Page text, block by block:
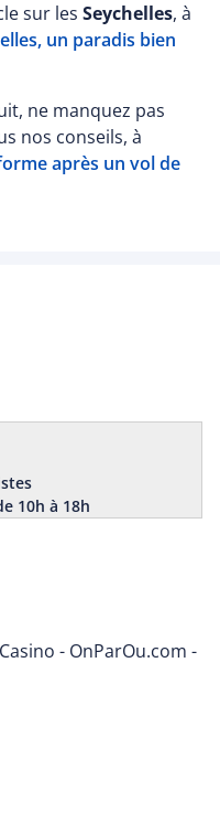
sur les Seychelles, à
un paradis bien
ne manquez pas
nos conseils, à
après un vol de
10h à 18h
- OnParOu.com -